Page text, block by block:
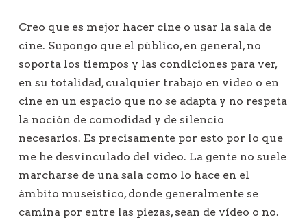
Creo que es mejor hacer cine o usar la sala de
cine. Supongo que el público, en general, no
soporta los tiempos y las condiciones para ver,
en su totalidad, cualquier trabajo en vídeo o en
cine en un espacio que no se adapta y no respeta
la noción de comodidad y de silencio
necesarios. Es precisamente por esto por lo que
me he desvinculado del vídeo. La gente no suele
marcharse de una sala como lo hace en el
ámbito museístico, donde generalmente se
camina por entre las piezas, sean de vídeo o no.